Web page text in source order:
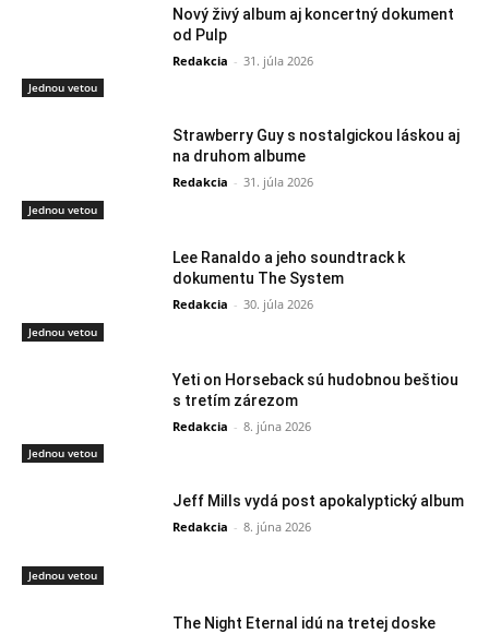
Jednou vetou
Nový živý album aj koncertný dokument
od Pulp
Redakcia - 31. júla 2026
Jednou vetou
Strawberry Guy s nostalgickou láskou aj
na druhom albume
Redakcia - 31. júla 2026
Jednou vetou
Lee Ranaldo a jeho soundtrack k
dokumentu The System
Redakcia - 30. júla 2026
Jednou vetou
Yeti on Horseback sú hudobnou beštiou
s tretím zárezom
Redakcia - 8. júna 2026
Jednou vetou
Jeff Mills vydá post apokalyptický album
Redakcia - 8. júna 2026
The Night Eternal idú na tretej doske